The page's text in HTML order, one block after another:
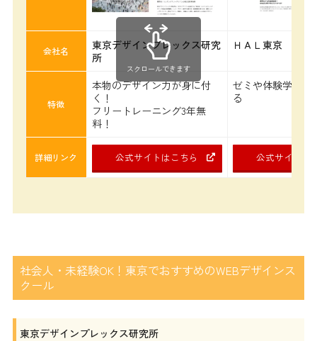
会社名
東京デザインプレックス研究
所
ＨＡＬ東京
特徴
本物のデザイン力が身に付
く！
フリートレーニング3年無
料！
ゼミや体験学習が
る
詳細リンク 公式サイトはこちら 公式サイトは
スクロールできます
社会人・未経験OK！東京でおすすめのWEBデザインス
クール
東京デザインプレックス研究所